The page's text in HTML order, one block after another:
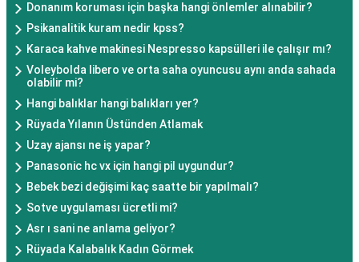
Donanım koruması için başka hangi önlemler alınabilir?
Psikanalitik kuram nedir kpss?
Karaca kahve makinesi Nespresso kapsülleri ile çalışır mı?
Voleybolda libero ve orta saha oyuncusu aynı anda sahada
olabilir mi?
Hangi balıklar hangi balıkları yer?
Rüyada Yılanın Üstünden Atlamak
Uzay ajansı ne iş yapar?
Panasonic hc vx için hangi pil uygundur?
Bebek bezi değişimi kaç saatte bir yapılmalı?
Sotve uygulaması ücretli mi?
Asr ı sani ne anlama geliyor?
Rüyada Kalabalık Kadın Görmek